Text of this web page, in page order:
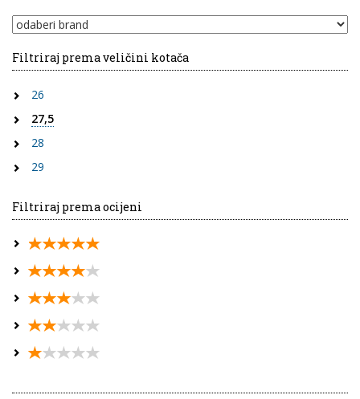
Filtriraj prema veličini kotača
26
27,5
28
29
Filtriraj prema ocijeni